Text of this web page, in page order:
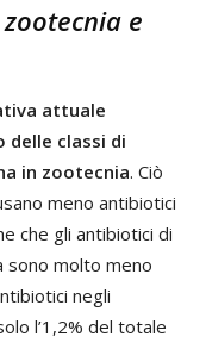
e
attuale
delle classi di
in zootecnia. Ciò
meno antibiotici
che gli antibiotici di
sono molto meno
negli
l’1,2% del totale